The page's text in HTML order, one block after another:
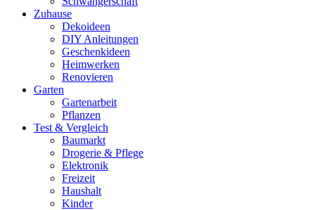
Zuhause
Dekoideen
DIY Anleitungen
Geschenkideen
Heimwerken
Renovieren
Garten
Gartenarbeit
Pflanzen
Test & Vergleich
Baumarkt
Drogerie & Pflege
Elektronik
Freizeit
Haushalt
Kinder